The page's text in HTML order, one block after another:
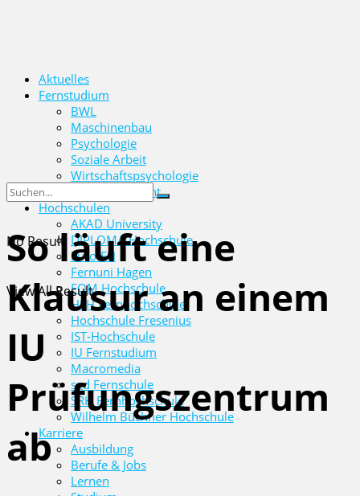
Aktuelles
Fernstudium
BWL
Maschinenbau
Psychologie
Soziale Arbeit
Wirtschaftspsychologie
Wirtschaftsrecht
Hochschulen
AKAD University
DIPLOMA Hochschule
Euro-FH
Fernuni Hagen
FOM Hochschule
HFH Fernhochschule
Hochschule Fresenius
IST-Hochschule
IU Fernstudium
Macromedia
sgd Fernschule
SRH Fernhochschule
Wilhelm Büchner Hochschule
Karriere
Ausbildung
Berufe & Jobs
Lernen
No Result
View All Result
So läuft eine
Klausur an einem
IU
Prüfungszentrum
ab